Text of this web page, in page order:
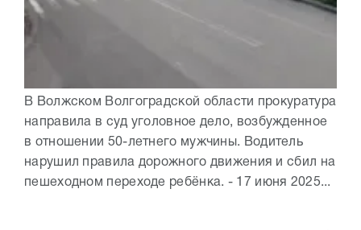
В Волжском Волгоградской области прокуратура
направила в суд уголовное дело, возбужденное
в отношении 50-летнего мужчины. Водитель
нарушил правила дорожного движения и сбил на
пешеходном переходе ребёнка. - 17 июня 2025...